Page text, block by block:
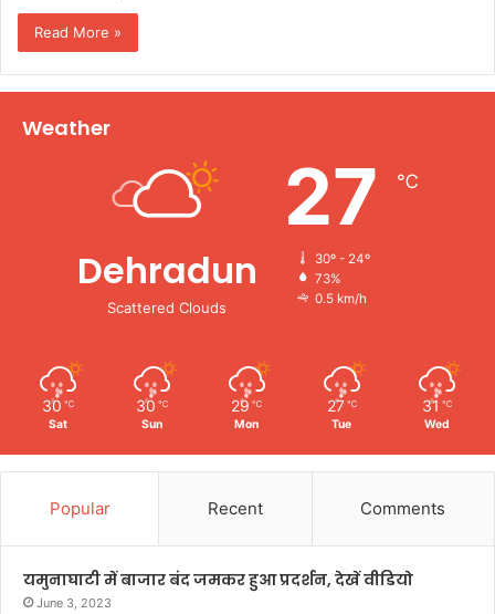
Read More »
Weather
Dehradun
Scattered Clouds
27 ℃
30º - 24º
73%
0.5 km/h
30 ℃
Sat
30 ℃
Sun
29 ℃
Mon
27 ℃
Tue
31 ℃
Wed
Popular Recent Comments
यमुनाघाटी में बाजार बंद जमकर हुआ प्रदर्शन, देखें वीडियो
June 3, 2023